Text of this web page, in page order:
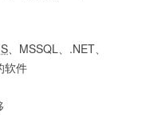
、MSSQL、.NET、
软件